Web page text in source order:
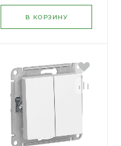
В КОРЗИНУ